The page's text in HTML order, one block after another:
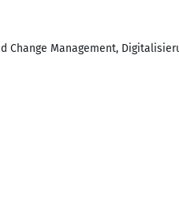
Management,